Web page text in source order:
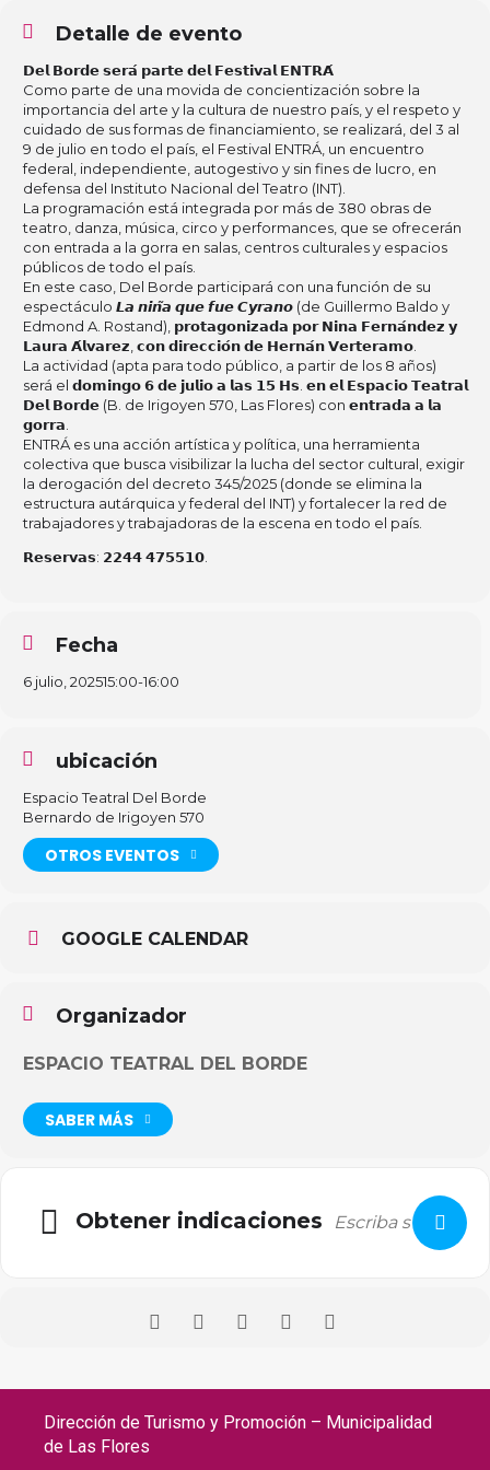
Detalle de evento
𝗗𝗲𝗹 𝗕𝗼𝗿𝗱𝗲 𝘀𝗲𝗿𝗮́ 𝗽𝗮𝗿𝘁𝗲 𝗱𝗲𝗹 𝗙𝗲𝘀𝘁𝗶𝘃𝗮𝗹 𝗘𝗡𝗧𝗥𝗔́
Como parte de una movida de concientización sobre la
importancia del arte y la cultura de nuestro país, y el respeto y
cuidado de sus formas de financiamiento, se realizará, del 3 al
9 de julio en todo el país, el Festival ENTRÁ, un encuentro
federal, independiente, autogestivo y sin fines de lucro, en
defensa del Instituto Nacional del Teatro (INT).
La programación está integrada por más de 380 obras de
teatro, danza, música, circo y performances, que se ofrecerán
con entrada a la gorra en salas, centros culturales y espacios
públicos de todo el país.
En este caso, Del Borde participará con una función de su
espectáculo 𝙇𝙖 𝙣𝙞𝙣̃𝙖 𝙦𝙪𝙚 𝙛𝙪𝙚 𝘾𝙮𝙧𝙖𝙣𝙤 (de Guillermo Baldo y
Edmond A. Rostand), 𝗽𝗿𝗼𝘁𝗮𝗴𝗼𝗻𝗶𝘇𝗮𝗱𝗮 𝗽𝗼𝗿 𝗡𝗶𝗻𝗮 𝗙𝗲𝗿𝗻𝗮́𝗻𝗱𝗲𝘇 𝘆
𝗟𝗮𝘂𝗿𝗮 𝗔́𝗹𝘃𝗮𝗿𝗲𝘇, 𝗰𝗼𝗻 𝗱𝗶𝗿𝗲𝗰𝗰𝗶𝗼́𝗻 𝗱𝗲 𝗛𝗲𝗿𝗻𝗮́𝗻 𝗩𝗲𝗿𝘁𝗲𝗿𝗮𝗺𝗼.
La actividad (apta para todo público, a partir de los 8 años)
será el 𝗱𝗼𝗺𝗶𝗻𝗴𝗼 𝟲 𝗱𝗲 𝗷𝘂𝗹𝗶𝗼 𝗮 𝗹𝗮𝘀 𝟭𝟱 𝗛𝘀. 𝗲𝗻 𝗲𝗹 𝗘𝘀𝗽𝗮𝗰𝗶𝗼 𝗧𝗲𝗮𝘁𝗿𝗮𝗹
𝗗𝗲𝗹 𝗕𝗼𝗿𝗱𝗲 (B. de Irigoyen 570, Las Flores) con 𝗲𝗻𝘁𝗿𝗮𝗱𝗮 𝗮 𝗹𝗮
𝗴𝗼𝗿𝗿𝗮.
ENTRÁ es una acción artística y política, una herramienta
colectiva que busca visibilizar la lucha del sector cultural, exigir
la derogación del decreto 345/2025 (donde se elimina la
estructura autárquica y federal del INT) y fortalecer la red de
trabajadores y trabajadoras de la escena en todo el país.
𝗥𝗲𝘀𝗲𝗿𝘃𝗮𝘀: 𝟮𝟮𝟰𝟰 𝟰𝟳𝟱𝟱𝟭𝟬.
Fecha
6 julio, 202515:00-16:00
ubicación
Espacio Teatral Del Borde
Bernardo de Irigoyen 570
OTROS EVENTOS
GOOGLE CALENDAR
Organizador
ESPACIO TEATRAL DEL BORDE
SABER MÁS
Obtener indicaciones
Dirección de Turismo y Promoción – Municipalidad
de Las Flores